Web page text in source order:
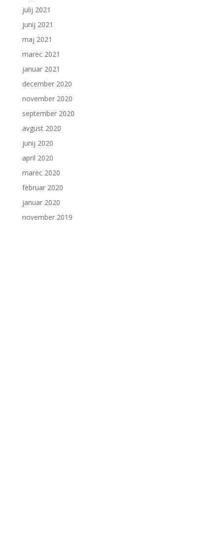
julij 2021
junij 2021
maj 2021
marec 2021
januar 2021
december 2020
november 2020
september 2020
avgust 2020
junij 2020
april 2020
marec 2020
februar 2020
januar 2020
november 2019